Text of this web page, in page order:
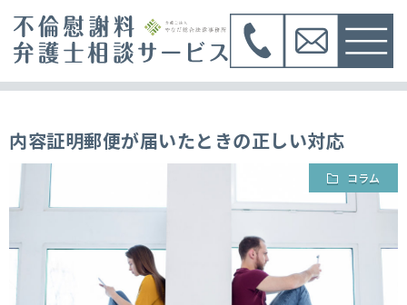
内容証明郵便が届いたときの正しい対応
コラム